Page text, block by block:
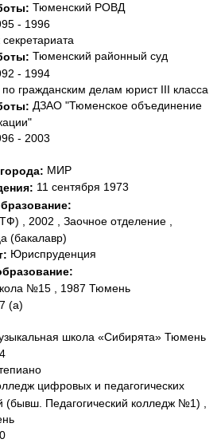
Тюменский РОВД
- 1996
Тюменский районный суд
- 1994
гражданским делам юрист III класса
ДЗАО "Тюменское объединение
- 2003
МИР
11 сентября 1973
, 2002 , Заочное отделение ,
(бакалавр)
Юриспруденция
№15 , 1987 Тюмень
(а)
школа «Сибирята» Тюмень
цифровых и педагогических
(бывш. Педагогический колледж №1) ,